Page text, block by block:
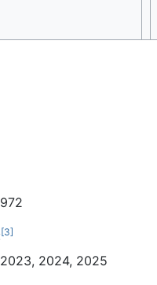
[3]
2024, 2025